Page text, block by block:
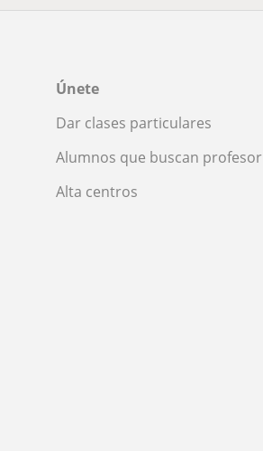
Únete
Dar clases particulares
Alumnos que buscan profesor
Alta centros